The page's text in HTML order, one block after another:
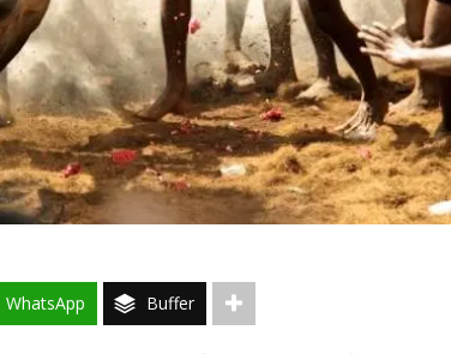
WhatsApp Buffer